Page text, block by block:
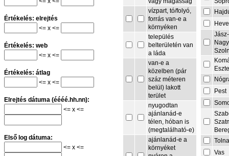
Értékelés: elrejtés
<= x <=
Értékelés: web
<= x <=
Értékelés: átlag
<= x <=
Elrejtés dátuma (éééé.hh.nn):
<= x <=
Első log dátuma:
<= x <=
vízpart, tó/folyó,
forrás van-e a
környéken
település
belterületén van
a láda
van-e a
közelben (pár
száz méteren
belül) lakott
terület
nyugodtan
ajánlanád-e
télen, hóban is
(megtalálható-e)
ajánlanád-e a
környéket
Jász-
Pest
Vas